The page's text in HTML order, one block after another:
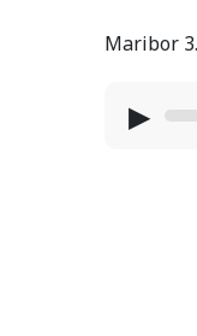
Maribor
▶